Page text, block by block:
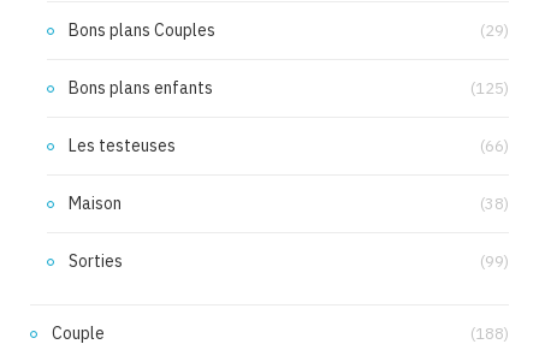
Bons plans Couples (29)
Bons plans enfants (125)
Les testeuses (66)
Maison (38)
Sorties (99)
Couple (188)